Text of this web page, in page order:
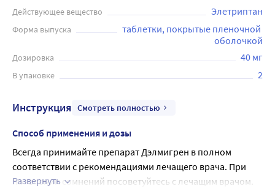
Действующее вещество Элетриптан
Форма выпуска
таблетки, покрытые пленочной
оболочкой
Дозировка 40 мг
В упаковке 2
Инструкция Смотреть полностью
Способ применения и дозы
Всегда принимайте препарат Дэлмигрен в полном
соответствии с рекомендациями лечащего врача. При
появлении сомнений посоветуйтесь с лечащим врачом.
Развернуть